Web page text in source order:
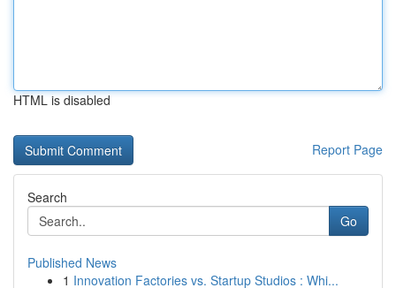
HTML is disabled
Report Page
Search
Go
Published News
1 Innovation Factories vs. Startup Studios : Whi...